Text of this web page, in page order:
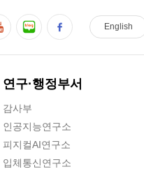
연구·행정부서
감사부
인공지능연구소
피지컬AI연구소
입체통신연구소
English